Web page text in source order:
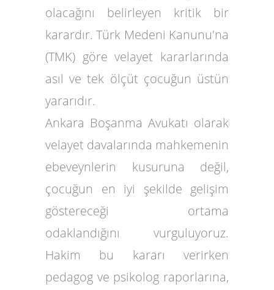
olacağını belirleyen kritik bir
karardır. Türk Medeni Kanunu'na
(TMK) göre velayet kararlarında
asıl ve tek ölçüt çocuğun üstün
yararıdır.
Ankara Boşanma Avukatı olarak
velayet davalarında mahkemenin
ebeveynlerin kusuruna değil,
çocuğun en iyi şekilde gelişim
göstereceği ortama
odaklandığını vurguluyoruz.
Hakim bu kararı verirken
pedagog ve psikolog raporlarına,